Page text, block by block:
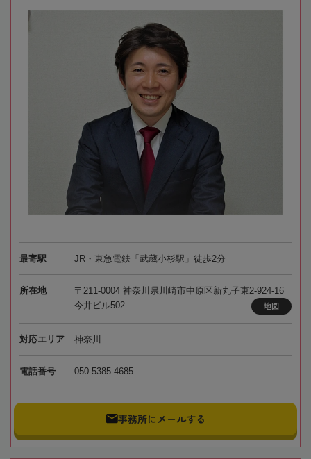
最寄駅 JR・東急電鉄「武蔵小杉駅」徒歩2分
所在地
〒211-0004 神奈川県川崎市中原区新丸子東2-924-16
今井ビル502
地図
対応エリア 神奈川
電話番号 050-5385-4685
事務所にメールする